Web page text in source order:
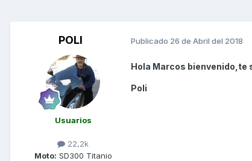
POLI
Usuarios
22,2k
Moto: SD300 Titanio
Publicado 26 de Abril del 2018
Hola Marcos bienvenido,te
Poli